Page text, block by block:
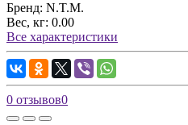
Бренд: N.T.M.
Вес, кг: 0.00
Все характеристики
0 отзывов0